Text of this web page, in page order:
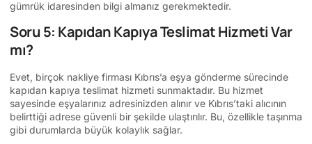
gümrük idaresinden bilgi almanız gerekmektedir.
Soru 5: Kapıdan Kapıya Teslimat Hizmeti Var
mı?
Evet, birçok nakliye firması Kıbrıs’a eşya gönderme sürecinde
kapıdan kapıya teslimat hizmeti sunmaktadır. Bu hizmet
sayesinde eşyalarınız adresinizden alınır ve Kıbrıs’taki alıcının
belirttiği adrese güvenli bir şekilde ulaştırılır. Bu, özellikle taşınma
gibi durumlarda büyük kolaylık sağlar.